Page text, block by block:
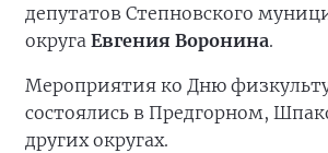
депутатов Степновского
округа Евгения Воронина.
Мероприятия ко Дню
состоялись в Предгорном,
других округах.